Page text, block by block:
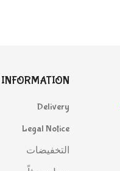
INFORMATION
Delivery
Legal Notice
التخفيضات